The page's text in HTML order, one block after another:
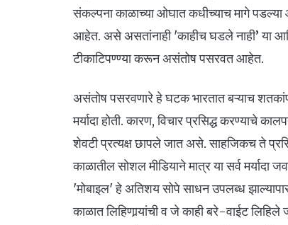
संकल्पना काळाच्या ओघात कधीच्याच मागे
आहेत. असे असतांनाही 'काहीच घडले नाही’ या
टीकाटिपण्ण्या करून असंतोष पसरवत आहेत.
असंतोष पसरवणारे हे घटक भारतात बऱ्याच
मर्यादा होती. कारण, विचार प्रसिद्ध करण्याचे
शेवटी प्रत्यक्ष छापले जात असे. साहजिकच ते
काळातील सोशल मीडियाने मात्र या सर्व
'मोबाइल' हे अतिशय सोपे साधन उपलब्ध
काळात लिहिणार्‍यांची व जे काही बरे-वाईट